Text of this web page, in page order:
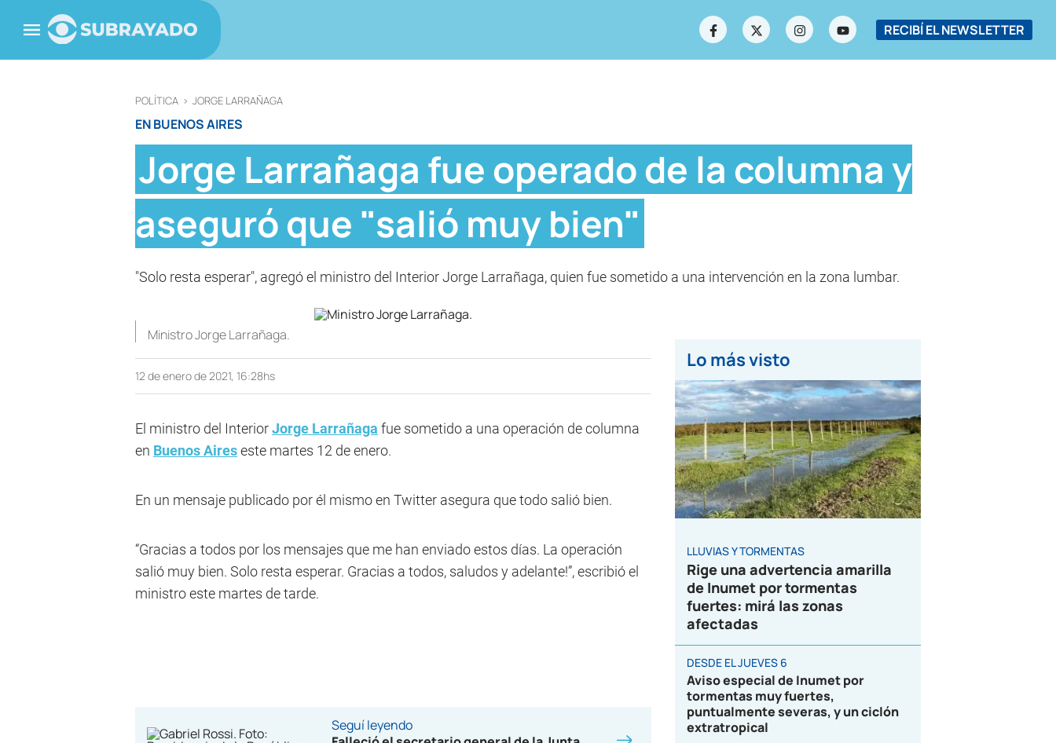
RECIBÍ EL NEWSLETTER
POLÍTICA > JORGE LARRAÑAGA
EN BUENOS AIRES
Jorge Larrañaga fue operado de la columna y
aseguró que "salió muy bien"
"Solo resta esperar", agregó el ministro del Interior Jorge Larrañaga, quien fue sometido a una intervención en la zona lumbar.
Ministro Jorge Larrañaga.
12 de enero de 2021, 16:28hs
El ministro del InteriorJorge Larrañaga fue sometido a una operación de columna
en Buenos Aireseste martes 12 de enero.
En un mensaje publicado por él mismo en Twitter asegura que todo salió bien.
“Gracias a todos por los mensajes que me han enviado estos días. La operación
salió muy bien. Solo resta esperar. Gracias a todos, saludos y adelante!”, escribió el
ministro este martes de tarde.
Seguí leyendo
Lo más visto
LLUVIAS Y TORMENTAS
Rige una advertencia amarilla
de Inumet por tormentas
fuertes: mirá las zonas
afectadas
DESDE EL JUEVES 6
Aviso especial de Inumet por
tormentas muy fuertes,
puntualmente severas, y un ciclón
extratropical